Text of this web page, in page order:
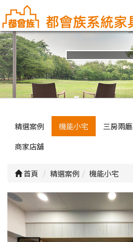
精選案例 機能小宅 三房兩廳
商家店舖
首頁 精選案例 機能小宅